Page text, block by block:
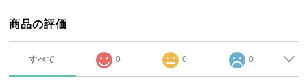
商品の評価
すべて 0 0 0